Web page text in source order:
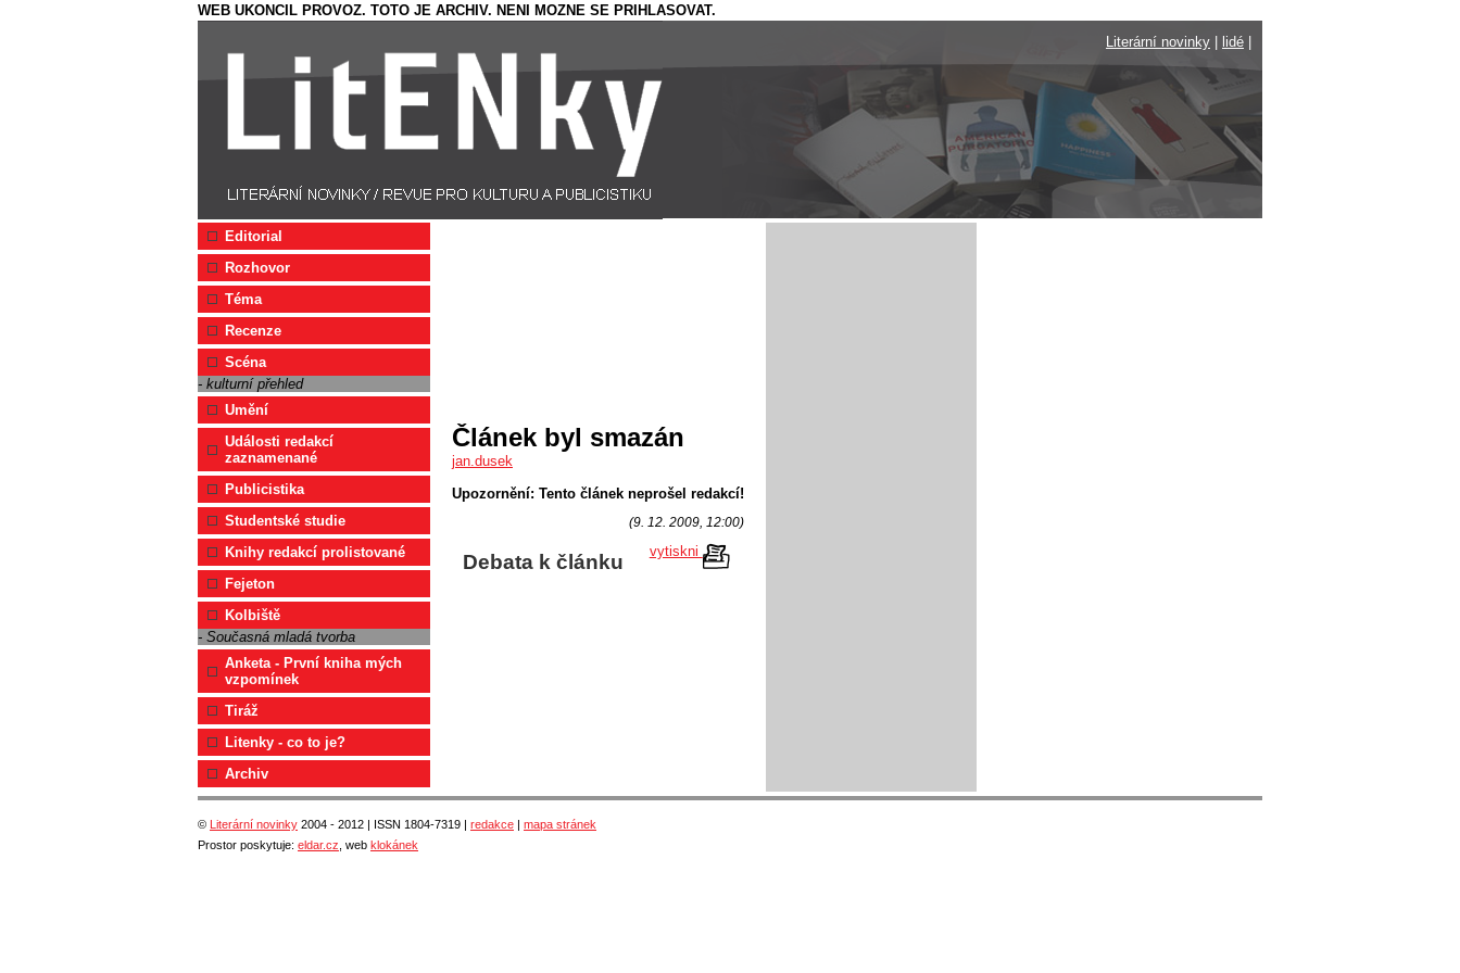
WEB UKONCIL PROVOZ. TOTO JE ARCHIV. NENI MOZNE SE PRIHLASOVAT.
Literární novinky
lidé
Editorial
Rozhovor
Téma
Recenze
Scéna
- kulturní přehled
Umění
Události redakcí
zaznamenané
Publicistika
Studentské studie
Knihy redakcí prolistované
Fejeton
Kolbiště
- Současná mladá tvorba
Anketa - První kniha mých
vzpomínek
Tiráž
Litenky - co to je?
Archiv
Článek byl smazán
jan.dusek
Upozornění: Tento článek neprošel redakcí!
(9. 12. 2009, 12:00)
vytiskni
Debata k článku
© Literární novinky 2004 - 2012 | ISSN 1804-7319 | redakce
mapa stránek
Prostor poskytuje: eldar.cz , web klokánek